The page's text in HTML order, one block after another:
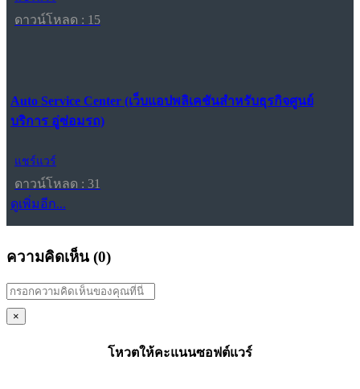
ดาวน์โหลด : 15
Auto Service Center (เว็บแอปพลิเคชันสำหรับธุรกิจศูนย์
บริการ อู่ซ่อมรถ)
แชร์แวร์
ดาวน์โหลด : 31
ดูเพิ่มอีก...
ความคิดเห็น (0)
×
โหวตให้คะแนนซอฟต์แวร์